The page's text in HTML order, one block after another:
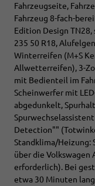
Fahrzeugseite,
Fahrzeug 8-fach-
Edition Design
235 50 R18,
Winterreifen (M+S
Allwetterreifen), 3-
mit Bedienteil im
Scheinwerfer mit
abgedunkelt,
Detection""
Standklima/Heizung:
über die Volkswagen
erforderlich). Bei
etwa 30 Minuten